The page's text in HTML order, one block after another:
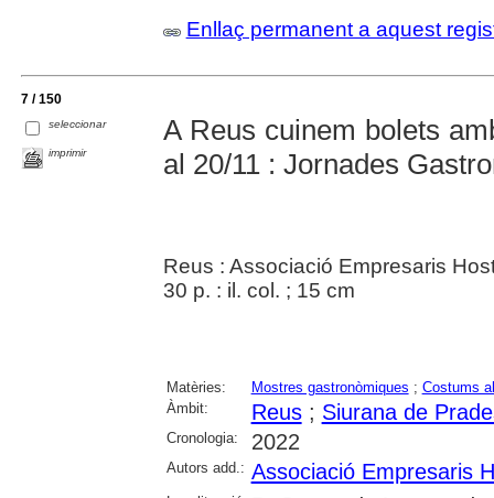
Enllaç permanent a aquest
7 / 150
seleccionar
imprimir
A Reus cuinem bolets
al 20/11 : Jornades
Reus : Associació Empresaris
30 p. : il. col. ; 15 cm
Matèries: Mostres gastronòmiques ; Costums
Àmbit:
Reus; Siurana de
Cronologia: 2022
Autors add.: Associació Empresaris